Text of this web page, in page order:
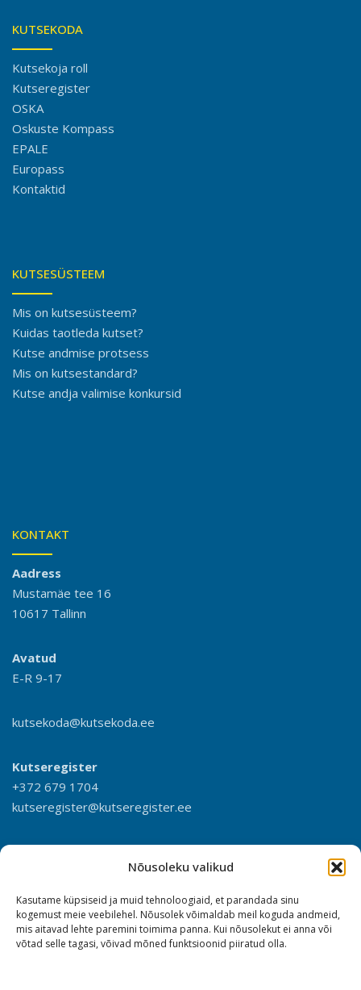
Nõusoleku valikud
Kasutame küpsiseid ja muid tehnoloogiaid, et parandada sinu
kogemust meie veebilehel. Nõusolek võimaldab meil koguda andmeid,
mis aitavad lehte paremini toimima panna. Kui nõusolekut ei anna või
võtad selle tagasi, võivad mõned funktsioonid piiratud olla.
KUTSEKODA
Kutsekoja roll
Kutseregister
OSKA
Oskuste Kompass
EPALE
Europass
Kontaktid
KUTSESÜSTEEM
Mis on kutsesüsteem?
Kuidas taotleda kutset?
Kutse andmise protsess
Mis on kutsestandard?
Kutse andja valimise konkursid
KONTAKT
Aadress
Mustamäe tee 16
10617 Tallinn
Avatud
E-R 9-17
kutsekoda@kutsekoda.ee
Kutseregister
+372 679 1704
kutseregister@kutseregister.ee